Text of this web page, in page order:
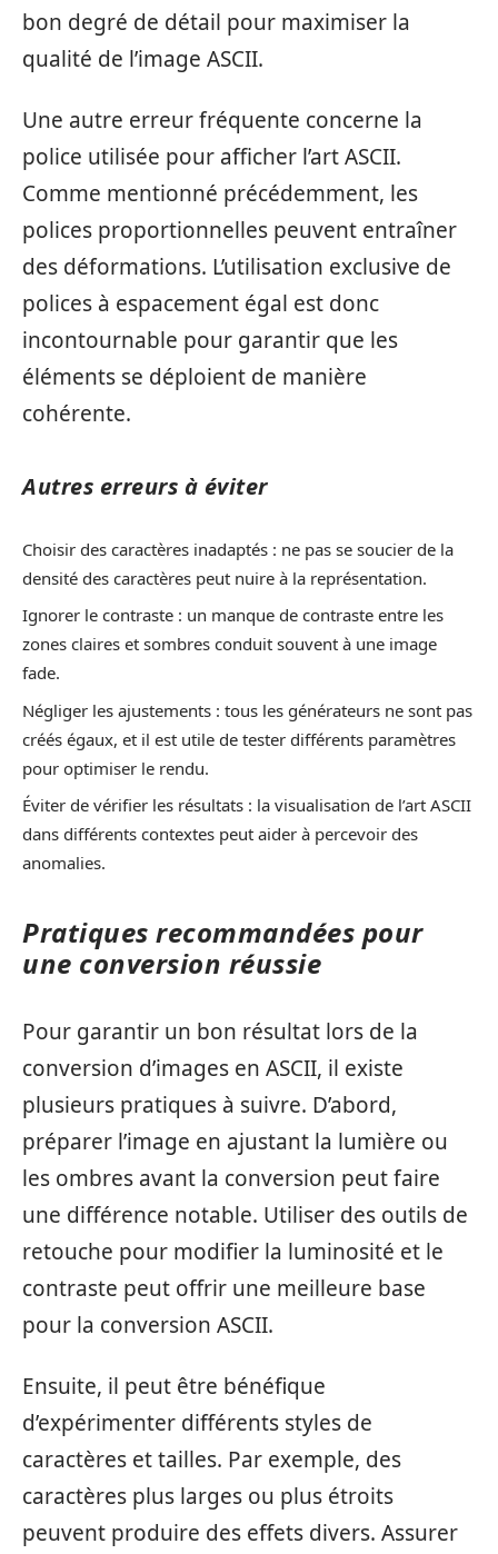
bon degré de détail pour maximiser la
qualité de l’image ASCII.
Une autre erreur fréquente concerne la
police utilisée pour afficher l’art ASCII.
Comme mentionné précédemment, les
polices proportionnelles peuvent entraîner
des déformations. L’utilisation exclusive de
polices à espacement égal est donc
incontournable pour garantir que les
éléments se déploient de manière
cohérente.
Autres erreurs à éviter
Choisir des caractères inadaptés : ne pas se soucier de la
densité des caractères peut nuire à la représentation.
Ignorer le contraste : un manque de contraste entre les
zones claires et sombres conduit souvent à une image
fade.
Négliger les ajustements : tous les générateurs ne sont pas
créés égaux, et il est utile de tester différents paramètres
pour optimiser le rendu.
Éviter de vérifier les résultats : la visualisation de l’art ASCII
dans différents contextes peut aider à percevoir des
anomalies.
Pratiques recommandées pour
une conversion réussie
Pour garantir un bon résultat lors de la
conversion d’images en ASCII, il existe
plusieurs pratiques à suivre. D’abord,
préparer l’image en ajustant la lumière ou
les ombres avant la conversion peut faire
une différence notable. Utiliser des outils de
retouche pour modifier la luminosité et le
contraste peut offrir une meilleure base
pour la conversion ASCII.
Ensuite, il peut être bénéfique
d’expérimenter différents styles de
caractères et tailles. Par exemple, des
caractères plus larges ou plus étroits
peuvent produire des effets divers. Assurer